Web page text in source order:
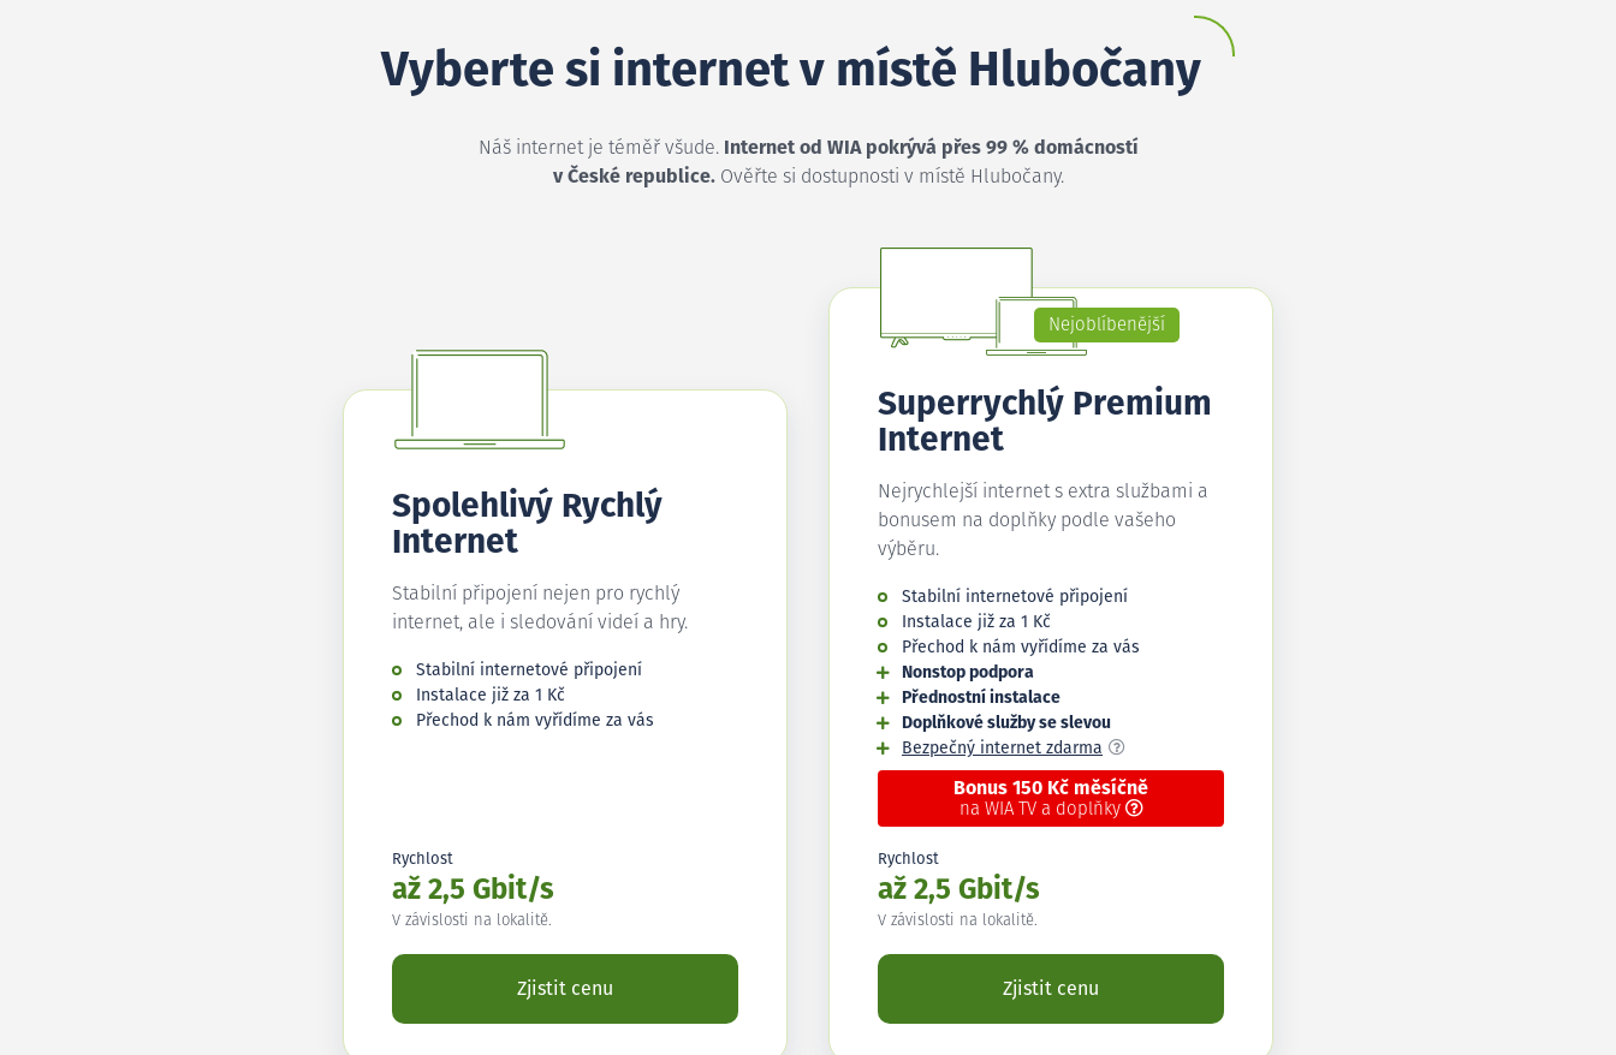
Vyberte si internet v místě Hlubočany
Náš internet je téměř všude.
Internet od WIA pokrývá přes 99 % domácností
v České republice.Ověřte si dostupnosti v místě Hlubočany.
Spolehlivý Rychlý
Internet
Stabilní připojení nejen pro rychlý
internet, ale i sledování videí a hry.
Stabilní internetové připojení
Instalace již za 1 Kč
Přechod k nám vyřídíme za vás
Rychlost
až 2,5 Gbit/s
V závislosti na lokalitě.
Zjistit cenu
Nejoblíbenější
Superrychlý Premium
Internet
Nejrychlejší internet s extra službami a
bonusem na doplňky podle vašeho
výběru.
Stabilní internetové připojení
Instalace již za 1 Kč
Přechod k nám vyřídíme za vás
Nonstop podpora
Přednostní instalace
Doplňkové služby se slevou
Bezpečný internet zdarma
Bonus 150 Kč měsíčně
na WIA TV a doplňky
Rychlost
až 2,5 Gbit/s
V závislosti na lokalitě.
Zjistit cenu